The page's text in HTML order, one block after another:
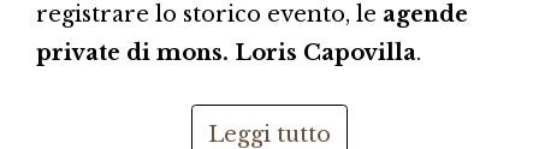
registrare lo storico evento, le agende
private di mons. Loris Capovilla.
Leggi tutto